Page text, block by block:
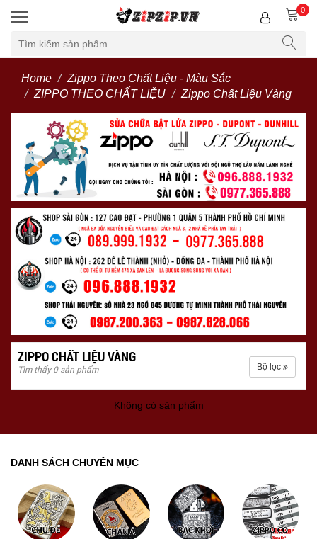
0
Home
Zippo Theo Chất Liệu - Màu Sắc
ZIPPO THEO CHẤT LIỆU
Zippo Chất Liệu Vàng
ZIPPO CHẤT LIỆU VÀNG
Tìm thấy 0 sản phẩm Bộ lọc
Không có sản phẩm
DANH SÁCH CHUYÊN MỤC